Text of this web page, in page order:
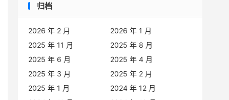
归档
2026 年 2 月
2026 年 1 月
2025 年 11 月
2025 年 8 月
2025 年 6 月
2025 年 4 月
2025 年 3 月
2025 年 2 月
2025 年 1 月
2024 年 12 月